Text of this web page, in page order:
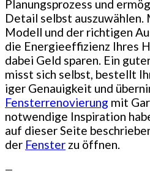
Planungsprozess und
Detail selbst
Modell und der richtigen
die Energieeffizienz Ihres
dabei Geld sparen. Ein
misst sich selbst, bestellt
iger Genauigkeit und
Fensterrenovierung mit
notwendige Inspiration
auf dieser Seite
der Fenster zu öffnen.
—